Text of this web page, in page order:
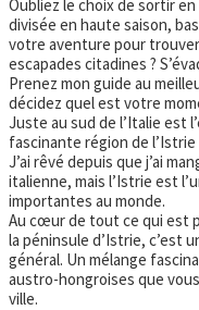
Oubliez le choix de sortir
divisée en haute saison,
votre aventure pour
escapades citadines ?
Prenez mon guide au
décidez quel est votre
Juste au sud de l’Italie est
fascinante région de
J’ai rêvé depuis que j’ai
italienne, mais l’Istrie est
importantes au monde.
Au cœur de tout ce qui est
la péninsule d’Istrie, c’est
général. Un mélange
austro-hongroises que
ville.